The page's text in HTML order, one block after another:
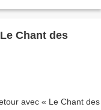
Chant des